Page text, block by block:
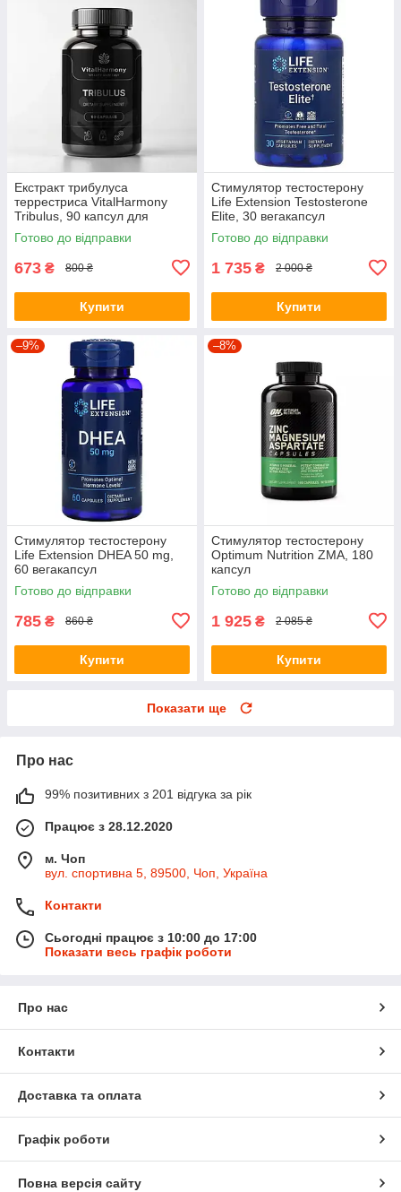
Екстракт трибулуса
террестриса VitalHarmony
Tribulus, 90 капсул для
покращення фізичної
продуктивності
Готово до відправки
673 ₴ 800 ₴
Купити
Стимулятор тестостерону
Life Extension Testosterone
Elite, 30 вегакапсул
Готово до відправки
1 735 ₴ 2 000 ₴
Купити
–9%
Стимулятор тестостерону
Life Extension DHEA 50 mg,
60 вегакапсул
Готово до відправки
785 ₴ 860 ₴
Купити
–8%
Стимулятор тестостерону
Optimum Nutrition ZMA, 180
капсул
Готово до відправки
1 925 ₴ 2 085 ₴
Купити
Показати ще
Про нас
99% позитивних з 201 відгука за рік
Працює з 28.12.2020
м. Чоп
вул. спортивна 5, 89500, Чоп, Україна
Контакти
Сьогодні працює з 10:00 до 17:00
Показати весь графік роботи
Про нас
Контакти
Доставка та оплата
Графік роботи
Повна версія сайту